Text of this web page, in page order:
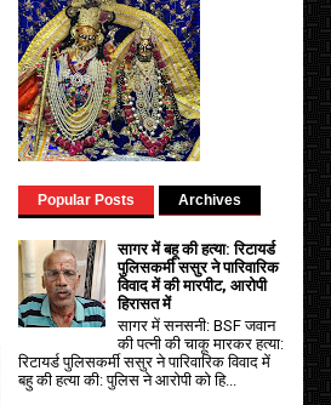
Popular Posts Archives
सागर में बहू की हत्या: रिटायर्ड
पुलिसकर्मी ससुर ने पारिवारिक
विवाद में की मारपीट, आरोपी
हिरासत में
सागर में सनसनी: BSF जवान
की पत्नी की चाकू मारकर हत्या:
रिटायर्ड पुलिसकर्मी ससुर ने पारिवारिक विवाद में
बहु की हत्या की: पुलिस ने आरोपी को हि...